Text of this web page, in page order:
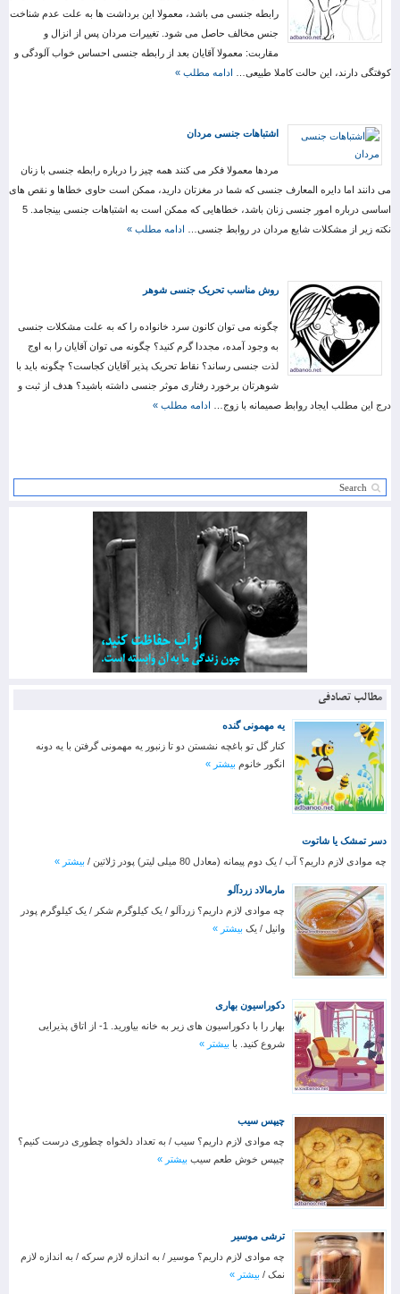
رابطه جنسی می باشد، معمولا این برداشت ها به علت عدم شناخت
جنس مخالف حاصل می شود. تغییرات مردان پس از انزال و
مقاربت: معمولا آقایان بعد از رابطه جنسی احساس خواب آلودگی و
کوفتگی دارند، این حالت کاملا طبیعی… ادامه مطلب »
اشتباهات جنسی مردان
مردها معمولا فکر می کنند همه چیز را درباره رابطه جنسی با زنان
می دانند اما دایره المعارف جنسی که شما در مغزتان دارید، ممکن است حاوی خطاها و نقص های
اساسی درباره امور جنسی زنان باشد، خطاهایی که ممکن است به اشتباهات جنسی بینجامد. 5
نکته زیر از مشکلات شایع مردان در روابط جنسی… ادامه مطلب »
روش مناسب تحریک جنسی شوهر
چگونه می توان کانون سرد خانواده را که به علت مشکلات جنسی
به وجود آمده، مجددا گرم کنید؟ چگونه می توان آقایان را به اوج
لذت جنسی رساند؟ نقاط تحریک پذیر آقایان کجاست؟ چگونه باید با
شوهرتان برخورد رفتاری موثر جنسی داشته باشید؟ هدف از ثبت و
درج این مطلب ایجاد روابط صمیمانه با زوج… ادامه مطلب »
مطالب تصادفی
یه مهمونی گنده
کنار گل تو باغچه نشستن دو تا زنبور یه مهمونی گرفتن با یه دونه
انگور خانوم بیشتر »
دسر تمشک یا شا‌توت
چه موادی لازم داریم؟ آب / یک دوم پیمانه (معادل 80 میلی لیتر) پودر ژلاتین /
بیشتر »
مارمالاد زردآلو
چه موادی لازم داریم؟ زردآلو / یک کیلوگرم شکر / یک کیلوگرم پودر
وانیل / یک بیشتر »
دکوراسیون بهاری
بهار را با دکوراسیون های زیر به خانه بیاورید. 1- از اتاق پذیرایی
شروع کنید. با بیشتر »
چیپس سیب
چه موادی لازم داریم؟ سیب / به تعداد دلخواه چطوری درست کنیم؟
چیپس خوش طعم سیب بیشتر »
ترشی موسیر
چه موادی لازم داریم؟ موسیر / به اندازه لازم سرکه / به اندازه لازم
نمک / بیشتر »